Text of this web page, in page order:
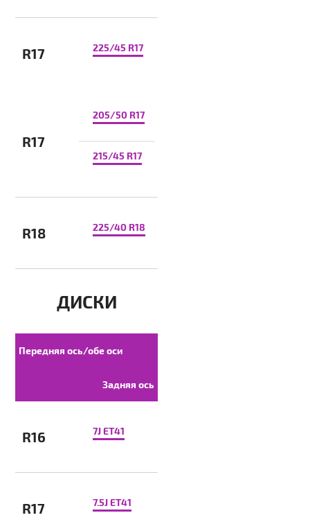
R17 225/45 R17
R17
205/50 R17
215/45 R17
R18 225/40 R18
ДИСКИ
Передняя ось/обе оси
Задняя ось
R16 7J ET41
R17 7.5J ET41